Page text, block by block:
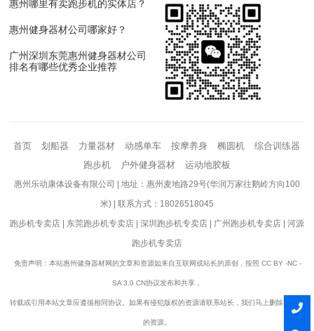
惠州哪里有卖跑步机的实体店？
惠州健身器材公司哪家好？
广州深圳东莞惠州健身器材公司
排名有哪些优秀企业推荐
首页 划船器 力量器材 动感单车 按摩养身 椭圆机
综合训练器
跑步机
户外健身器材 运动地胶板
惠州乐动康体设备有限公司 | 地址：惠州麦地路29号(华润万家往鹅岭方向100
米) | 联系方式：18026518045
跑步机专卖店| 东莞跑步机专卖店| 深圳跑步机专卖店| 广州跑步机专卖店| 河源
跑步机专卖店
免责声明：本站惠州健身器材网的文章和资源如来自互联网或站长的原创，按照 CC BY -NC -
SA 3.0 CN协议发布和共享，
转载或引用本站文章应遵循相同协议。如果有侵犯版权的资源请联系站长，我们马上删除有争议
的资源。